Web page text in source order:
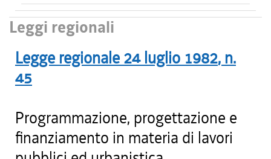
Leggi regionali
Legge regionale 24 luglio 1982, n.
45
Programmazione, progettazione e
finanziamento in materia di lavori